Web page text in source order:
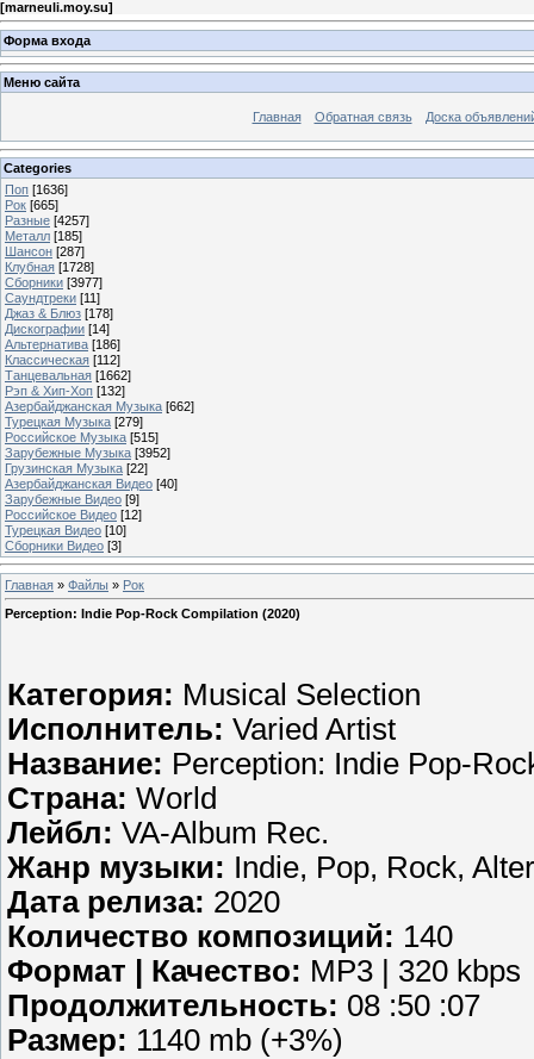
[marneuli.moy.su]
Форма входа
Меню сайта
Главная Обратная связь Доска
Categories
Поп [1636]
Рок [665]
Разные [4257]
Металл [185]
Шансон [287]
Клубная [1728]
Сборники [3977]
Саундтреки [11]
Джаз & Блюз [178]
Дискографии [14]
Альтернатива [186]
Классическая [112]
Танцевальная [1662]
Рэп & Хип-Хоп [132]
Азербайджанская Музыка [662]
Турецкая Музыка [279]
Российское Музыка [515]
Зарубежные Музыка [3952]
Грузинская Музыка [22]
Азербайджанская Видео [40]
Зарубежные Видео [9]
Российское Видео [12]
Турецкая Видео [10]
Сборники Видео [3]
Главная » Файлы » Рок
Perception: Indie Pop-Rock Compilation (2020)
Категория: Musical Selection
Исполнитель: Varied Artist
Название: Perception: Indie Pop-
Страна: World
Лейбл: VA-Album Rec.
Жанр музыки: Indie, Pop, Rock,
Дата релиза: 2020
Количество композиций: 140
Формат | Качество: MP3 | 320 kbps
Продолжительность: 08 :50 :07
Размер: 1140 mb (+3%)